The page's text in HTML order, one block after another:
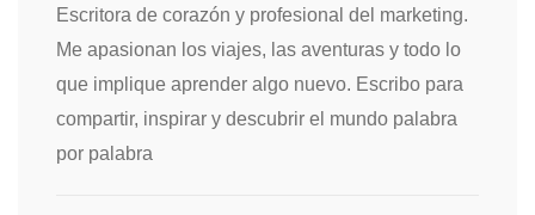
Escritora de corazón y profesional del marketing.
Me apasionan los viajes, las aventuras y todo lo
que implique aprender algo nuevo. Escribo para
compartir, inspirar y descubrir el mundo palabra
por palabra